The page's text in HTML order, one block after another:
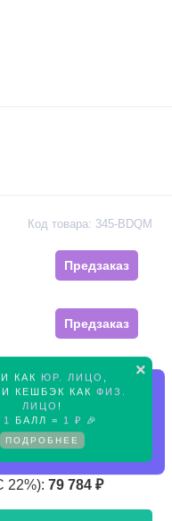
×
КАК ЮР. ЛИЦО
КЕШБЭК КАК ФИЗ.
ЛИЦО !
1 БАЛЛ = 1 ₽ 🎉
ПОДРОБНЕЕ
Код товара: 345-BDQM
Предзаказ
Предзаказ
Предзаказ
22%): 79 784 ₽